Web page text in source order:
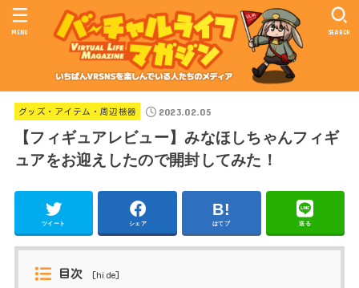
SEARCH
MENU
グッズ・アイテム・周辺機器 2023.02.05
【フィギュアレビュー】みなほしちゃんフィギ
ュアをお迎えしたので開封してみた！
ツイート シェア はてブ 送る
目次 hide